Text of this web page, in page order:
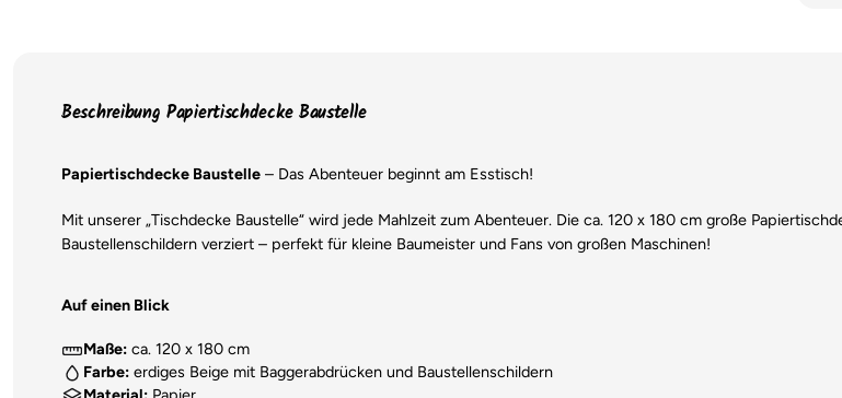
Beschreibung Papiertischdecke Baustelle
Papiertischdecke Baustelle – Das Abenteuer beginnt am Esstisch!
Mit unserer „Tischdecke Baustelle“ wird jede Mahlzeit zum Abenteuer. Die ca. 120 x 180 cm große
Baustellenschildern verziert – perfekt für kleine Baumeister und Fans von großen Maschinen!
Auf einen Blick
Maße: ca. 120 x 180 cm
Farbe: erdiges Beige mit Baggerabdrücken und Baustellenschildern